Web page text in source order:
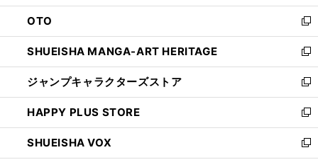
ウ
で
開
く
ン
ド
ウ
で
開
く
OTO
新
し
い
ウ
ィ
ン
ド
ウ
で
開
SHUEISHA MANGA-ART HERITAGE
新
し
い
ウ
ィ
ン
ド
ウ
ジャンプキャラクターズストア
新
し
い
ウ
ィ
ン
HAPPY PLUS STORE
新
し
い
ウ
SHUEISHA VOX
新
し